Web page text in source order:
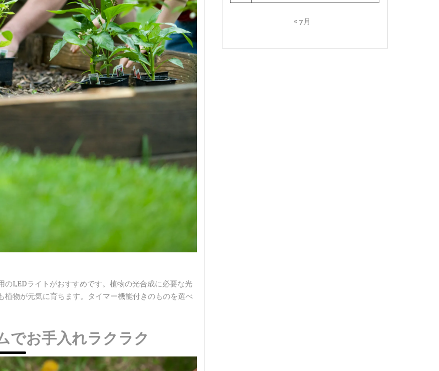
LEDライトがおすすめです。植物の光合成に必要な光
物が元気に育ちます。タイマー機能付きのものを選べ
でお手入れラクラク
« 7月